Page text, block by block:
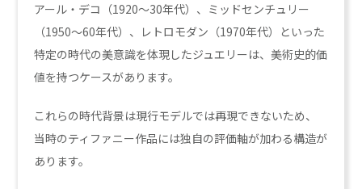
アール・デコ（1920〜30年代）、ミッドセンチュリー
（1950〜60年代）、レトロモダン（1970年代）といった
特定の時代の美意識を体現したジュエリーは、美術史的価
値を持つケースがあります。
これらの時代背景は現行モデルでは再現できないため、
当時のティファニー作品には独自の評価軸が加わる構造が
あります。